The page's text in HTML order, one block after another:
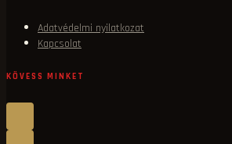
Adatvédelmi nyilatkozat
Kapcsolat
KÖVESS MINKET